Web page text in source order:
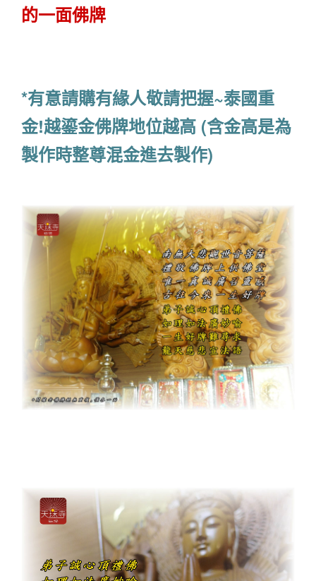
的一面佛牌
*有意請購有緣人敬請把握~泰國重
金!越鎏金佛牌地位越高 (含金高是為
製作時整尊混金進去製作)